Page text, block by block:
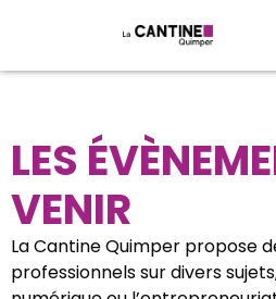
LES
VENIR
La Cantine Quimper propose
professionnels sur divers